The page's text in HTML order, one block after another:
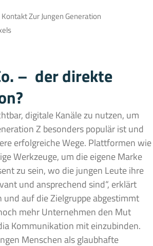
– der direkte
digitale Kanäle zu nutzen, um
Z besonders populär ist und
erfolgreiche Wege. Plattformen wie
Werkzeuge, um die eigene Marke
zu sein, wo die jungen Leute ihre
und ansprechend sind“, erklärt
auf die Zielgruppe abgestimmt
mehr Unternehmen den Mut
Kommunikation mit einzubinden.
Menschen als glaubhafte